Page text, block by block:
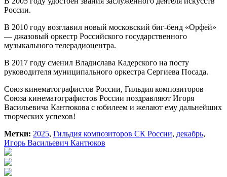
России.
В 2010 году возглавил новый московский биг-бенд «Орфей»
— джазовый оркестр Российского государственного
музыкального телерадиоцентра.
В 2017 году сменил Владислава Кадерского на посту
руководителя муниципального оркестра Сергиева Посада.
Союз кинематографистов России, Гильдия композиторов
Союза кинематографистов России поздравляют Игоря
Васильевича Кантюкова с юбилеем и желают ему дальнейших
творческих успехов!
Метки: 2025, Гильдия композиторов СК России, декабрь,
Игорь Васильевич Кантюков